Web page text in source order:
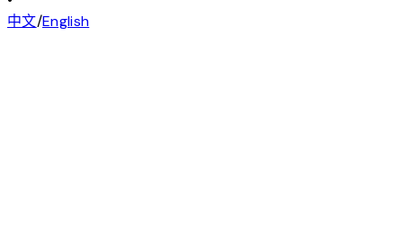
中文/English